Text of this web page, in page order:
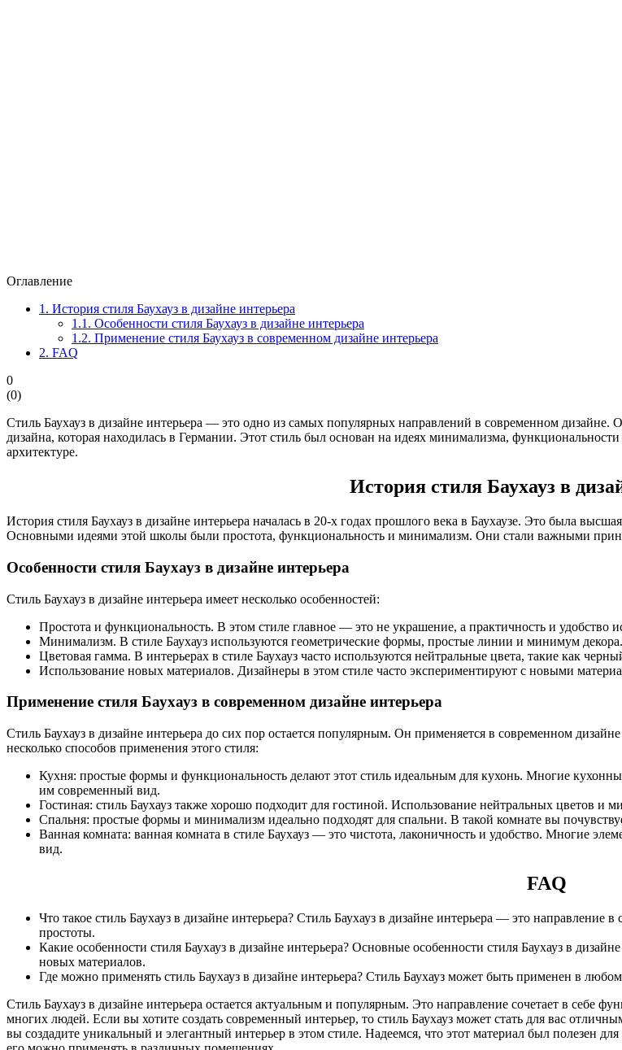
Оглавление
1. История стиля Баухауз в дизайне интерьера
1.1. Особенности стиля Баухауз в дизайне интерьера
1.2. Применение стиля Баухауз в современном дизайне интерьера
2. FAQ
0
(0)
Стиль Баухауз в дизайне интерьера — это одно из самых популярных направлений в современном
дизайна, которая находилась в Германии. Этот стиль был основан на идеях минимализма,
архитектуре.
История стиля Баухауз в
История стиля Баухауз в дизайне интерьера началась в 20-х годах прошлого века в Баухаузе. Это была
Основными идеями этой школы были простота, функциональность и минимализм. Они стали важными
Особенности стиля Баухауз в дизайне интерьера
Стиль Баухауз в дизайне интерьера имеет несколько особенностей:
Простота и функциональность. В этом стиле главное — это не украшение, а практичность и удобство
Минимализм. В стиле Баухауз используются геометрические формы, простые линии и минимум декора.
Цветовая гамма. В интерьерах в стиле Баухауз часто используются нейтральные цвета, такие как
Использование новых материалов. Дизайнеры в этом стиле часто экспериментируют с новыми
Применение стиля Баухауз в современном дизайне интерьера
Стиль Баухауз в дизайне интерьера до сих пор остается популярным. Он применяется в современном
несколько способов применения этого стиля:
Кухня: простые формы и функциональность делают этот стиль идеальным для кухонь. Многие
им современный вид.
Гостиная: стиль Баухауз также хорошо подходит для гостиной. Использование нейтральных цветов и
Спальня: простые формы и минимализм идеально подходят для спальни. В такой комнате вы
Ванная комната: ванная комната в стиле Баухауз — это чистота, лаконичность и удобство. Многие
вид.
FAQ
Что такое стиль Баухауз в дизайне интерьера? Стиль Баухауз в дизайне интерьера — это
простоты.
Какие особенности стиля Баухауз в дизайне интерьера? Основные особенности стиля Баухауз в
новых материалов.
Где можно применять стиль Баухауз в дизайне интерьера? Стиль Баухауз может быть применен в
Стиль Баухауз в дизайне интерьера остается актуальным и популярным. Это направление сочетает в себе
многих людей. Если вы хотите создать современный интерьер, то стиль Баухауз может стать для вас
вы создадите уникальный и элегантный интерьер в этом стиле. Надеемся, что этот материал был полезен